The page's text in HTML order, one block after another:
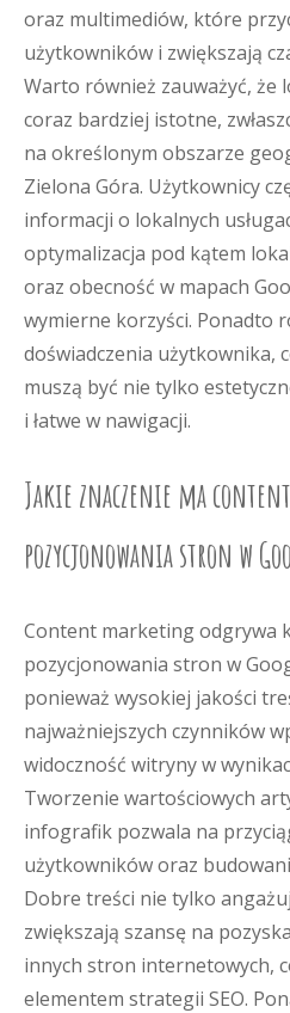
oraz multimediów, które
użytkowników i zwiększają
Warto również zauważyć, że
coraz bardziej istotne,
na określonym obszarze
Zielona Góra. Użytkownicy
informacji o lokalnych
optymalizacja pod kątem
oraz obecność w mapach
wymierne korzyści. Ponadto
doświadczenia użytkownika,
muszą być nie tylko
i łatwe w nawigacji.
Jakie znaczenie ma
pozycjonowania stron w
Content marketing odgrywa
pozycjonowania stron w
ponieważ wysokiej jakości
najważniejszych czynników
widoczność witryny w
Tworzenie wartościowych
infografik pozwala na
użytkowników oraz
Dobre treści nie tylko
zwiększają szansę na
innych stron internetowych,
elementem strategii SEO.